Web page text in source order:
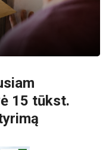
15 tūkst.